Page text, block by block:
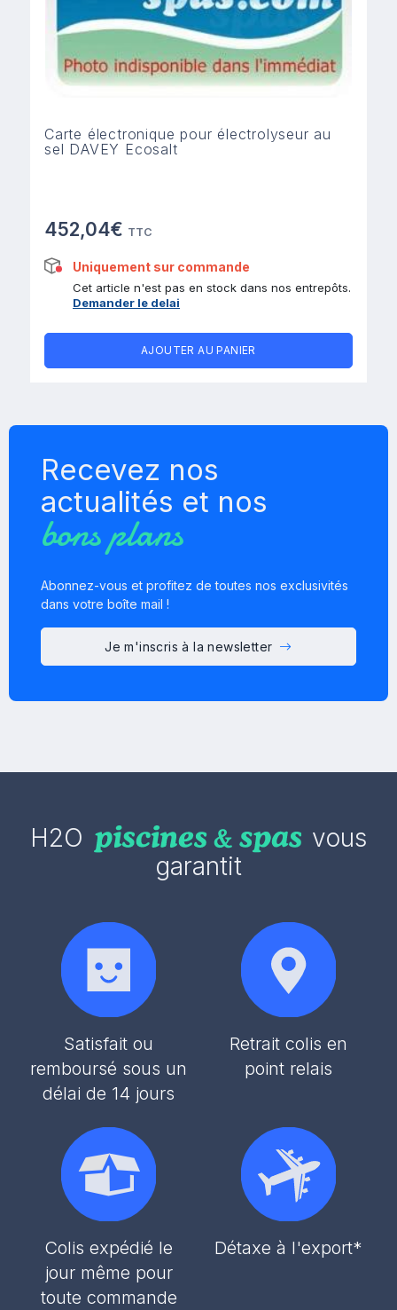
Carte électronique pour électrolyseur au
sel DAVEY Ecosalt
452,04€ TTC
Uniquement sur commande
Cet article n'est pas en stock dans nos entrepôts.
Demander le delai
AJOUTER AU PANIER
Recevez nos
actualités et nos
bons plans
Abonnez-vous et profitez de toutes nos exclusivités
dans votre boîte mail !
Je m'inscris à la newsletter
H2O
vous
garantit
Satisfait ou
remboursé sous un
délai de 14 jours
Retrait colis en
point relais
Colis expédié le
jour même pour
toute commande
Détaxe à l'export*